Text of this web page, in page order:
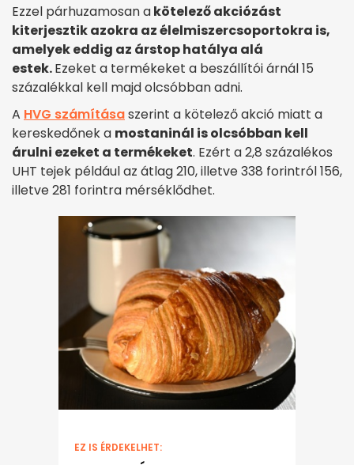
Ezzel párhuzamosan akötelező akciózást
kiterjesztik azokra az élelmiszercsoportokra is,
amelyek eddig az árstop hatálya alá
estek.Ezeket a termékeket a beszállítói árnál 15
százalékkal kell majd olcsóbban adni.
A HVG számításaszerint a kötelező akció miatt a
kereskedőnek a mostaninál is olcsóbban kell
árulni ezeket a termékeket. Ezért a 2,8 százalékos
UHT tejek például az átlag 210, illetve 338 forintról 156,
illetve 281 forintra mérséklődhet.
EZ IS ÉRDEKELHET: